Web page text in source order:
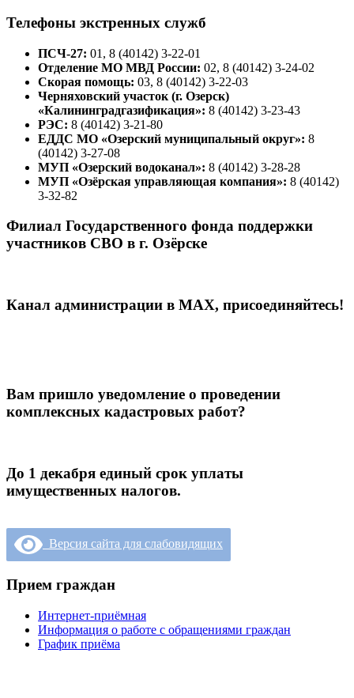
Телефоны экстренных служб
ПСЧ-27: 01, 8 (40142) 3-22-01
Отделение МО МВД России: 02, 8 (40142) 3-24-02
Скорая помощь: 03, 8 (40142) 3-22-03
Черняховский участок (г. Озерск)
«Калининградгазификация»: 8 (40142) 3-23-43
РЭС: 8 (40142) 3-21-80
ЕДДС МО «Озерский муниципальный округ»: 8
(40142) 3-27-08
МУП «Озерский водоканал»: 8 (40142) 3-28-28
МУП «Озёрская управляющая компания»: 8 (40142)
3-32-82
Филиал Государственного фонда поддержки
участников СВО в г. Озёрске
Канал администрации в МАХ, присоединяйтесь!
Вам пришло уведомление о проведении
комплексных кадастровых работ?
До 1 декабря единый срок уплаты
имущественных налогов.
Версия сайта для слабовидящих
Прием граждан
Интернет-приёмная
Информация о работе с обращениями граждан
График приёма